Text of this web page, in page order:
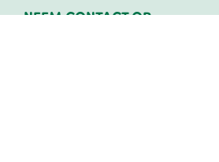
NEEM CONTACT OP